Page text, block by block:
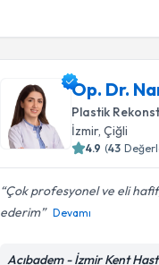
Op. Dr.
Plastik
İzmir,Çiğli
4.9 (43
Çok profesyonel ve eli
ederim
Devamı
Acıbadem - İzmir Kent